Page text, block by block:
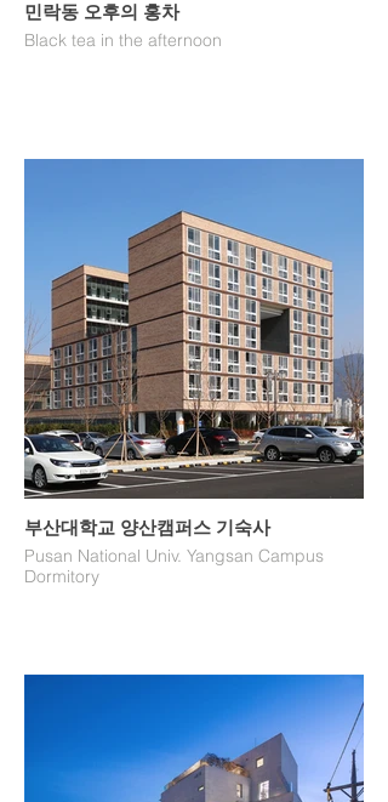
민락동 오후의 홍차
Black tea in the afternoon
부산대학교 양산캠퍼스 기숙사
Pusan National Univ. Yangsan Campus
Dormitory